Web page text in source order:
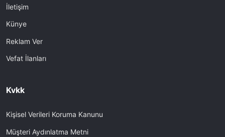
İletişim
Künye
Reklam Ver
Vefat İlanları
Kvkk
Kişisel Verileri Koruma Kanunu
Müşteri Aydınlatma Metni